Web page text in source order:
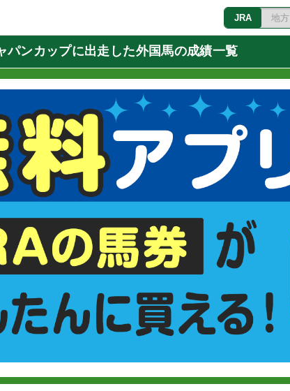
JRA 地方
パンカップに出走した外国馬の成績一覧